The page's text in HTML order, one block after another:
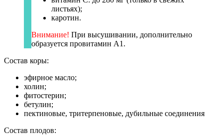
листьях);
каротин.
Внимание! При высушивании, дополнительно
образуется провитамин А1.
Состав коры:
эфирное масло;
холин;
фитостерин;
бетулин;
пектиновые, тритерпеновые, дубильные соединения
Состав плодов: